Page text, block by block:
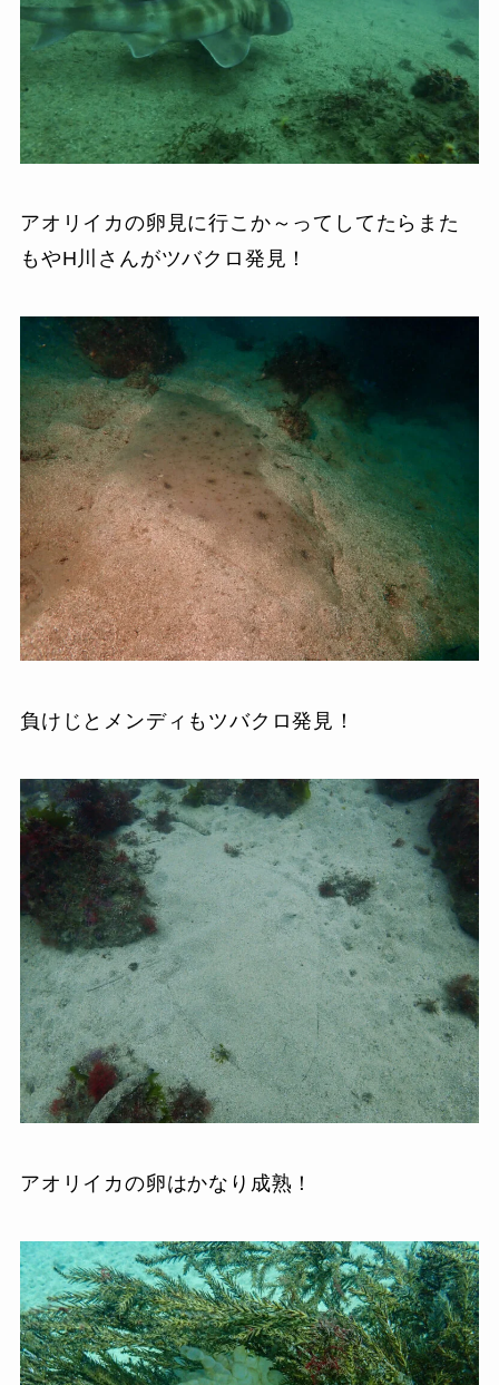
アオリイカの卵見に行こか～ってしてたらまた
もやH川さんがツバクロ発見！
負けじとメンディもツバクロ発見！
アオリイカの卵はかなり成熟！